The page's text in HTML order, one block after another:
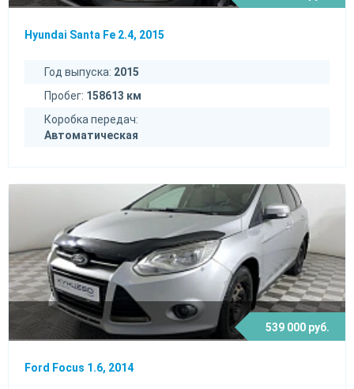
Hyundai Santa Fe 2.4, 2015
Год выпуска: 2015
Пробег: 158613 км
Коробка передач:
Автоматическая
539 000 руб.
Ford Focus 1.6, 2014